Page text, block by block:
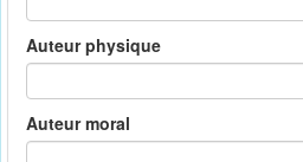
Auteur physique
Auteur moral